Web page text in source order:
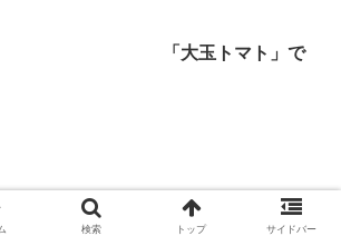
「大玉トマト」で
検索 トップ サイドバー